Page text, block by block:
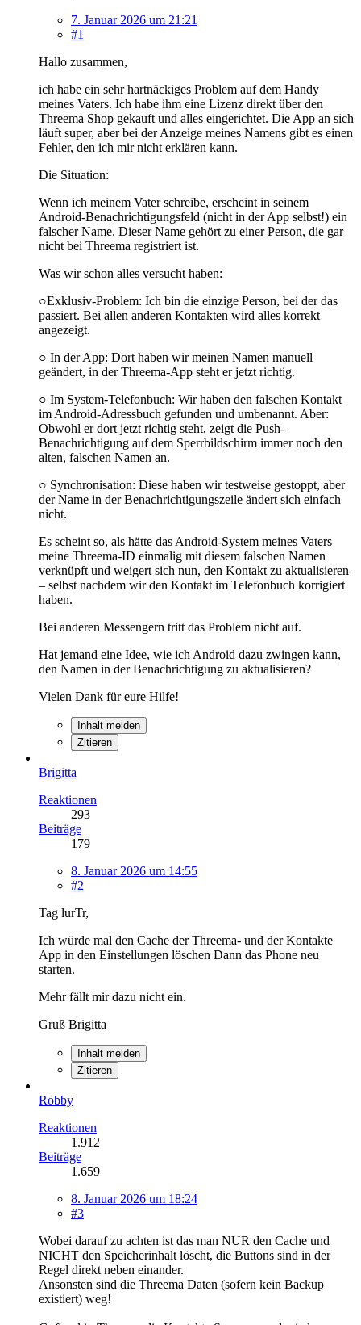
7. Januar 2026 um 21:21
#1
Hallo zusammen,
ich habe ein sehr hartnäckiges Problem auf dem Handy
meines Vaters. Ich habe ihm eine Lizenz direkt über den
Threema Shop gekauft und alles eingerichtet. Die App an sich
läuft super, aber bei der Anzeige meines Namens gibt es einen
Fehler, den ich mir nicht erklären kann.
Die Situation:
Wenn ich meinem Vater schreibe, erscheint in seinem
Android-Benachrichtigungsfeld (nicht in der App selbst!) ein
falscher Name. Dieser Name gehört zu einer Person, die gar
nicht bei Threema registriert ist.
Was wir schon alles versucht haben:
○Exklusiv-Problem: Ich bin die einzige Person, bei der das
passiert. Bei allen anderen Kontakten wird alles korrekt
angezeigt.
○ In der App: Dort haben wir meinen Namen manuell
geändert, in der Threema-App steht er jetzt richtig.
○ Im System-Telefonbuch: Wir haben den falschen Kontakt
im Android-Adressbuch gefunden und umbenannt. Aber:
Obwohl er dort jetzt richtig steht, zeigt die Push-
Benachrichtigung auf dem Sperrbildschirm immer noch den
alten, falschen Namen an.
○ Synchronisation: Diese haben wir testweise gestoppt, aber
der Name in der Benachrichtigungszeile ändert sich einfach
nicht.
Es scheint so, als hätte das Android-System meines Vaters
meine Threema-ID einmalig mit diesem falschen Namen
verknüpft und weigert sich nun, den Kontakt zu aktualisieren
– selbst nachdem wir den Kontakt im Telefonbuch korrigiert
haben.
Bei anderen Messengern tritt das Problem nicht auf.
Hat jemand eine Idee, wie ich Android dazu zwingen kann,
den Namen in der Benachrichtigung zu aktualisieren?
Vielen Dank für eure Hilfe!
Inhalt melden
Zitieren
Brigitta
Reaktionen
293
Beiträge
179
8. Januar 2026 um 14:55
#2
Tag lurTr,
Ich würde mal den Cache der Threema- und der Kontakte
App in den Einstellungen löschen Dann das Phone neu
starten.
Mehr fällt mir dazu nicht ein.
Gruß Brigitta
Inhalt melden
Zitieren
Robby
Reaktionen
1.912
Beiträge
1.659
8. Januar 2026 um 18:24
#3
Wobei darauf zu achten ist das man NUR den Cache und
NICHT den Speicherinhalt löscht, die Buttons sind in der
Regel direkt neben einander.
Ansonsten sind die Threema Daten (sofern kein Backup
existiert) weg!